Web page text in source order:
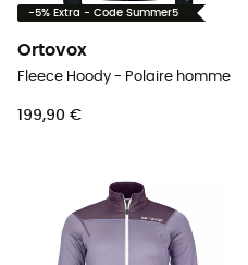
-5% Extra - Code Summer5
Ortovox
Fleece Hoody - Polaire homme
199,90 €